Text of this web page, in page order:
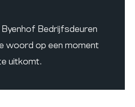
Byenhof Bedrijfsdeuren
woord op een moment
uitkomt.